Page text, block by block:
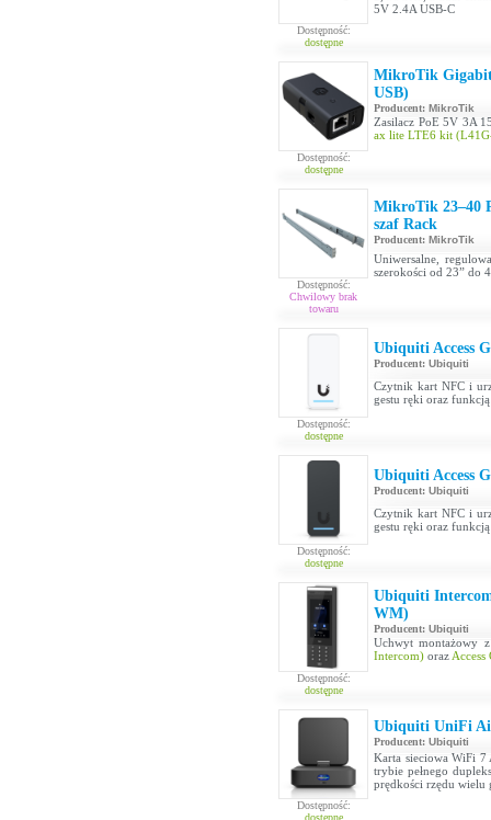
Dostępność:
dostępne
5V 2.4A USB-C
Dostępność:
dostępne
MikroTik
USB)
Producent: MikroTik
Zasilacz PoE 5V 3A
ax lite LTE6 kit
Dostępność:
Chwilowy brak
towaru
MikroTik 23–40
szaf Rack
Producent: MikroTik
Uniwersalne,
szerokości od 23” do
Dostępność:
dostępne
Ubiquiti Access
Producent: Ubiquiti
Czytnik kart NFC i
gestu ręki oraz funkcją
Dostępność:
dostępne
Ubiquiti Access
Producent: Ubiquiti
Czytnik kart NFC i
gestu ręki oraz funkcją
Dostępność:
dostępne
Ubiquiti
WM)
Producent: Ubiquiti
Uchwyt montażowy
Intercom) oraz
Dostępność:
dostępne
Ubiquiti UniFi
Producent: Ubiquiti
Karta sieciowa WiFi 7
trybie pełnego
prędkości rzędu wielu